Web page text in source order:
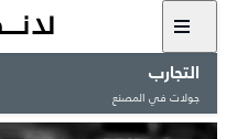
التجارب
جولات في المصنع